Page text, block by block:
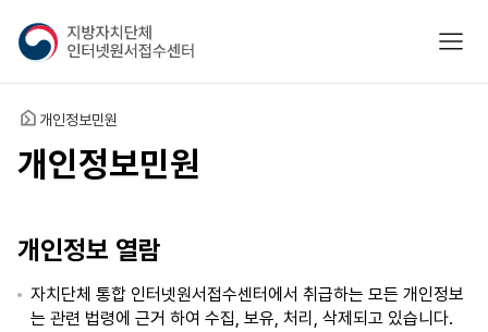
지
방
자
치
단
체
인
원
접
모바
홈 개인정보민원
개인정보민원
개인정보 열람
자치단체 통합 인터넷원서접수센터에서 취급하는 모든 개인정보
는 관련 법령에 근거 하여 수집, 보유, 처리, 삭제되고 있습니다.